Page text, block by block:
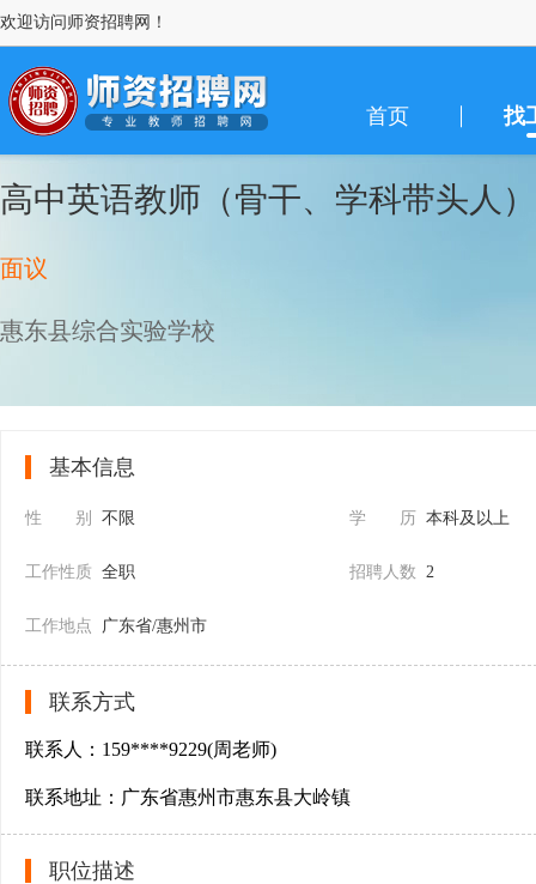
欢迎访问师资招聘网！
首页 找
高中英语教师（骨干、学科带头人）
面议
惠东县综合实验学校
基本信息
性 别 不限 学 历 本科及以上
工作性质 全职 招聘人数 2
工作地点 广东省/惠州市
联系方式
联系人：159****9229(周老师)
联系地址：广东省惠州市惠东县大岭镇
职位描述